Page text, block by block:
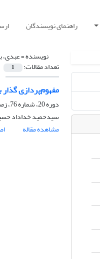
راهنمای نویسندگان
نویسنده =عبدی،
تعداد مقالات: 1
مفهوم‌پردازی
دوره 20، شماره 76، زمستان 1392، صفحه
سیدحمید خداداد
مشاهده مقاله